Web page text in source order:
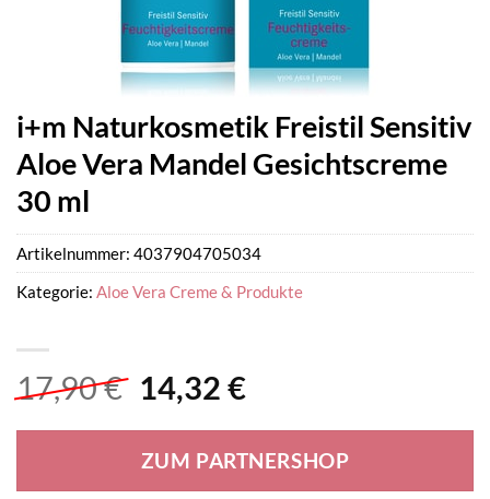
i+m Naturkosmetik Freistil Sensitiv
Aloe Vera Mandel Gesichtscreme
30 ml
17,90€ Ursprünglicher
war:
17,90 €
14,32 €Aktueller
ist:
14,32 €.
ZUM PARTNERSHOP
Artikelnummer: 4037904705034
Kategorie: Aloe Vera Creme & Produkte